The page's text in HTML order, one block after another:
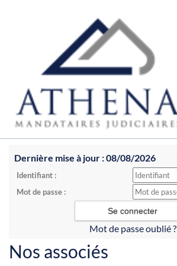
Dernière mise à jour : 08/08/2026
Identifiant :
Mot de passe :
Mot de passe oublié ?
Nos associés